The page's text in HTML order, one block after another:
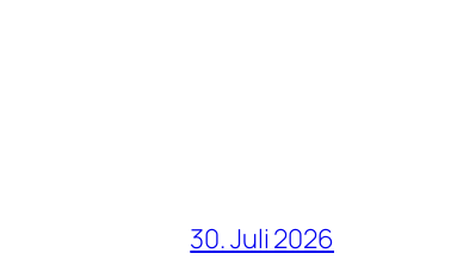
30. Juli 2026